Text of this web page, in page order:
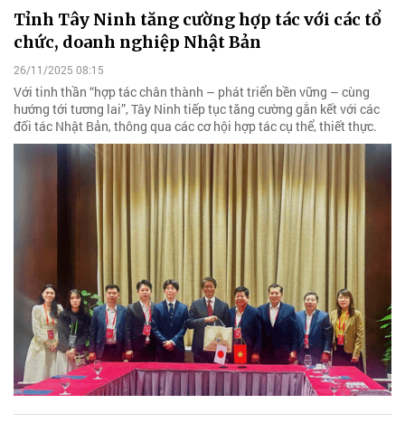
Tỉnh Tây Ninh tăng cường hợp tác với các tổ
chức, doanh nghiệp Nhật Bản
26/11/2025 08:15
Với tinh thần “hợp tác chân thành – phát triển bền vững – cùng
hướng tới tương lai”, Tây Ninh tiếp tục tăng cường gắn kết với các
đối tác Nhật Bản, thông qua các cơ hội hợp tác cụ thể, thiết thực.